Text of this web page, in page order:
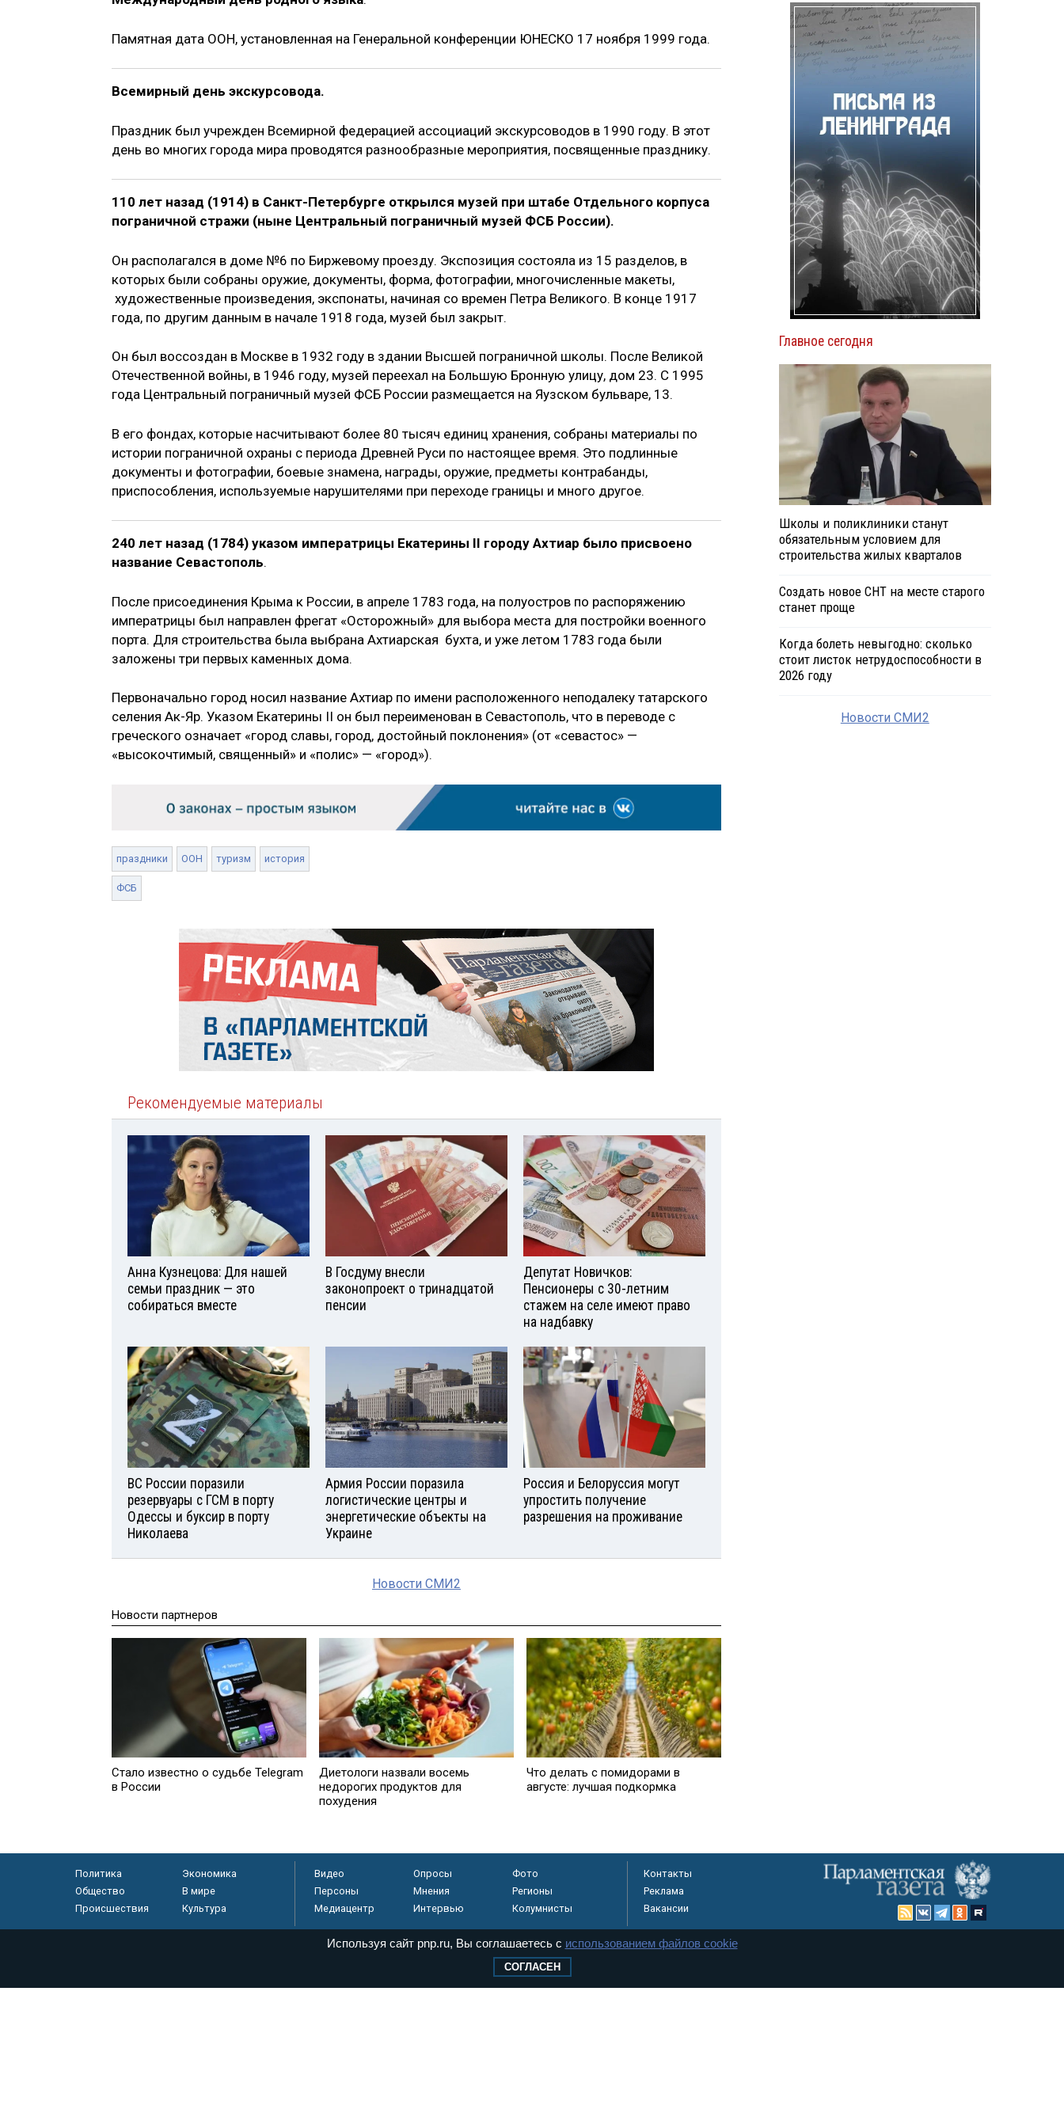
Памятная дата ООН, установленная на Гене­ральной конференции ЮНЕСКО 17 ноября 1999 года.
Всемирный день экскурсовода.
Праздник был учрежден Всемирной федерацией ассоциаций экскурсоводов в 1990 году. В этот
день во многих города мира проводятся разнообразные мероприятия, посвященные празднику.
110 лет назад (1914) в Санкт-Петербурге открылся музей при штабе Отдельного корпуса
пограничной стражи (ныне Центральный пограничный музей ФСБ России).
Он располагался в доме №6 по Биржевому проезду. Экспозиция состояла из 15 разделов, в
которых были собраны оружие, документы, форма, фотографии, многочисленные макеты,
художественные произведения, экспонаты, начиная со времен Петра Великого. В конце 1917
года, по другим данным в начале 1918 года, музей был закрыт.
Он был воссоздан в Москве в 1932 году в здании Высшей пограничной школы. После Великой
Отечественной войны, в 1946 году, музей переехал на Большую Бронную улицу, дом 23. С 1995
года Центральный пограничный музей ФСБ России размещается на Яузском бульваре, 13.
В его фондах, которые насчитывают более 80 тысяч единиц хранения, собраны материалы по
истории пограничной охраны с периода Древней Руси по настоящее время. Это подлинные
документы и фотографии, боевые знамена, награды, оружие, предметы контрабанды,
приспособления, используемые нарушителями при переходе границы и много другое.
240 лет назад (1784) указом императрицы Екатерины II городу Ахтиар было присвоено
название Севастополь.
После присоединения Крыма к России, в апреле 1783 года, на полуостров по распоряжению
императрицы был направлен фрегат «Осторожный» для выбора места для постройки военного
порта. Для строительства была выбрана Ахтиарская бухта, и уже летом 1783 года были
заложены три первых каменных дома.
Первоначально город носил название Ахтиар по имени расположенного неподалеку татарского
селения Ак-Яр. Указом Екатерины II он был переименован в Севастополь, что в переводе с
греческого означает «город славы, город, достойный поклонения» (от «севастос» —
«высокочтимый, священный» и «полис» — «город»).
праздники ООН туризм история
ФСБ
Рекомендуемые материалы
Анна Кузнецова: Для нашей
семьи праздник — это
собираться вместе
В Госдуму внесли
законопроект о тринадцатой
пенсии
Депутат Новичков:
Пенсионеры с 30-летним
стажем на селе имеют право
на надбавку
ВС России поразили
резервуары с ГСМ в порту
Одессы и буксир в порту
Николаева
Армия России поразила
логистические центры и
энергетические объекты на
Украине
Россия и Белоруссия могут
упростить получение
разрешения на проживание
Новости СМИ2
Новости партнеров
Стало известно о судьбе Telegram
в России
Диетологи назвали восемь
недорогих продуктов для
похудения
Что делать с помидорами в
августе: лучшая подкормка
Главное сегодня
Школы и поликлиники станут
обязательным условием для
строительства жилых кварталов
Создать новое СНТ на месте старого
станет проще
Когда болеть невыгодно: сколько
стоит листок нетрудоспособности в
2026 году
Новости СМИ2
Политика
Экономика
Общество
В мире
Происшествия
Культура
Видео Опросы
Фото
Персоны
Мнения
Регионы
Медиацентр
Интервью Колумнисты
Контакты
Реклама
Вакансии
Федеральной службе по надзору в сфере связи, информационных технологий и
Используя сайт pnp.ru, Вы соглашаетесь с использованием файлов cookie
СОГЛАСЕН